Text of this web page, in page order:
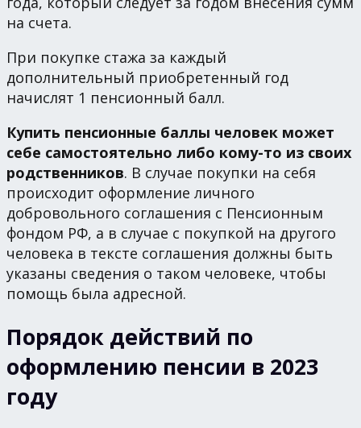
на счета.
При покупке стажа за каждый
дополнительный приобретенный год
начислят 1 пенсионный балл.
Купить пенсионные баллы человек может
себе самостоятельно либо кому-то из своих
родственников. В случае покупки на себя
происходит оформление личного
добровольного соглашения с Пенсионным
фондом РФ, а в случае с покупкой на другого
человека в тексте соглашения должны быть
указаны сведения о таком человеке, чтобы
помощь была адресной.
Порядок действий по
оформлению пенсии в 2023
году